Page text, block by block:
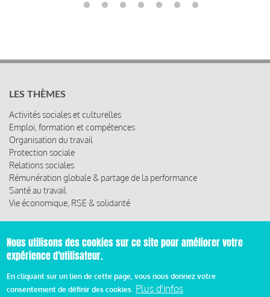
LES THÈMES
Activités sociales et culturelles
Emploi, formation et compétences
Organisation du travail
Protection sociale
Relations sociales
Rémunération globale & partage de la performance
Santé au travail
Vie économique, RSE & solidarité
Les abonnements
Les rencontres
Les ressources
Nous utilisons des cookies sur ce site pour améliorer votre
expérience d'utilisateur.
En cliquant sur un lien de cette page, vous nous donnez votre
consentement de définir des cookies. Plus d'infos